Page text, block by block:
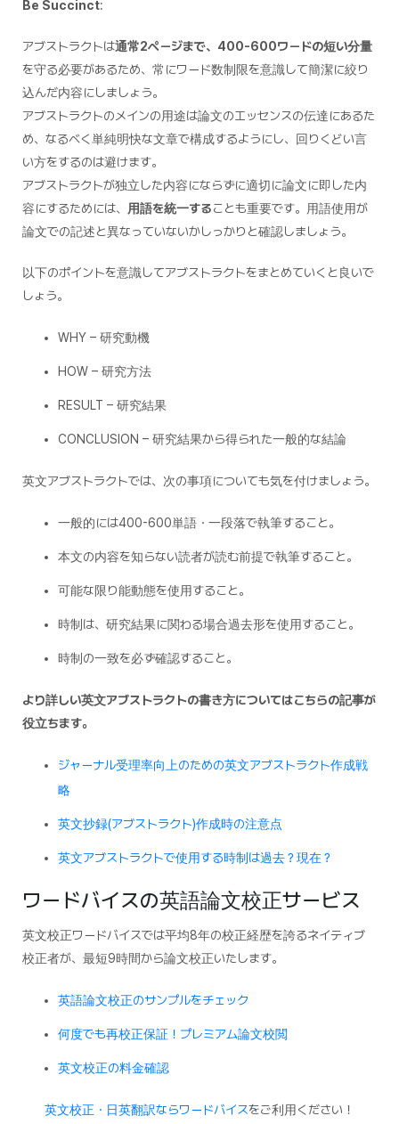
Be Succinct:
アブストラクトは通常2ページまで、400-600ワードの短い分量
を守る必要があるため、常にワード数制限を意識して簡潔に絞り
込んだ内容にしましょう。
アブストラクトのメインの用途は論文のエッセンスの伝達にあるた
め、なるべく単純明快な文章で構成するようにし、回りくどい言
い方をするのは避けます。
アブストラクトが独立した内容にならずに適切に論文に即した内
容にするためには、 用語を統一することも重要です。用語使用が
論文での記述と異なっていないかしっかりと確認しましょう。
以下のポイントを意識してアブストラクトをまとめていくと良いで
しょう。
WHY – 研究動機
HOW – 研究方法
RESULT – 研究結果
CONCLUSION – 研究結果から得られた一般的な結論
英文アブストラクトでは、次の事項についても気を付けましょう。
一般的には400-600単語・一段落で執筆すること。
本文の内容を知らない読者が読む前提で執筆すること。
可能な限り能動態を使用すること。
時制は、研究結果に関わる場合過去形を使用すること。
時制の一致を必ず確認すること。
より詳しい英文アブストラクトの書き方についてはこちらの記事が
役立ちます。
ジャーナル受理率向上のための英文アブストラクト作成戦
略
英文抄録(アブストラクト)作成時の注意点
英文アブストラクトで使用する時制は過去？現在？
ワードバイスの英語論文校正サービス
英文校正ワードバイスでは平均8年の校正経歴を誇るネイティブ
校正者が、最短9時間から論文校正いたします。
英語論文校正のサンプルをチェック
何度でも再校正保証！プレミアム論文校閲
英文校正の料金確認
英文校正・日英翻訳ならワードバイスをご利用ください！